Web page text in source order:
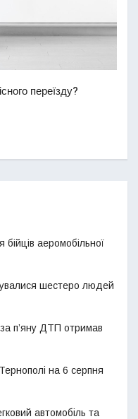
переїзду?
аеромобільної
шестеро людей
п’яну ДТП отримав
на 6 серпня
автомобіль та